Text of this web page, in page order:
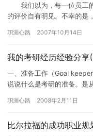
我们以为，每一位员工的
的评价自有明见。不幸的是
作，要记…
职涯心路 2007年10月14日
我的考研经历经验分
一、准备工作（Goal
说说什么是考研的准备。是
职涯心路 2008年2月11日
比尔拉福的成功职业规